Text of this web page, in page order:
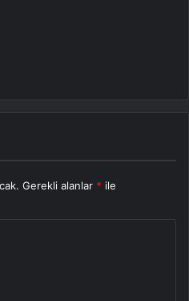
Gerekli alanlar * ile